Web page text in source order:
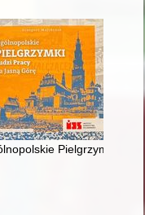
w Izraelu
Pielgrzymki